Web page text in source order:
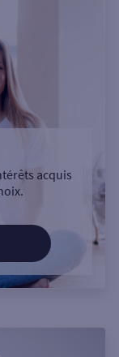
acquis